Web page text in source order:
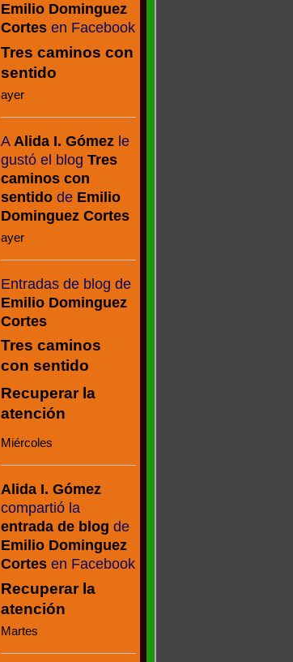
Emilio Dominguez
Cortes en Facebook
Tres caminos con
sentido
ayer
A Alida I. Gómez le
gustó el blog Tres
caminos con
sentido de Emilio
Dominguez Cortes
ayer
Entradas de blog de
Emilio Dominguez
Cortes
Tres caminos
con sentido
Recuperar la
atención
Miércoles
Alida I. Gómez
compartió la
entrada de blog de
Emilio Dominguez
Cortes en Facebook
Recuperar la
atención
Martes